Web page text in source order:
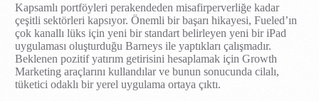
Kapsamlı portföyleri perakendeden misafirperverliğe kadar
çeşitli sektörleri kapsıyor. Önemli bir başarı hikayesi, Fueled’ın
çok kanallı lüks için yeni bir standart belirleyen yeni bir iPad
uygulaması oluşturduğu Barneys ile yaptıkları çalışmadır.
Beklenen pozitif yatırım getirisini hesaplamak için Growth
Marketing araçlarını kullandılar ve bunun sonucunda cilalı,
tüketici odaklı bir yerel uygulama ortaya çıktı.